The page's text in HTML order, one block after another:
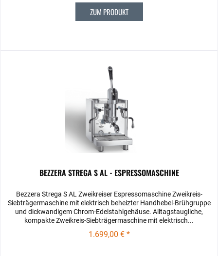
ZUM PRODUKT
BEZZERA STREGA S AL - ESPRESSOMASCHINE
Bezzera Strega S AL Zweikreiser Espressomaschine Zweikreis-
Siebträgermaschine mit elektrisch beheizter Handhebel-Brühgruppe
und dickwandigem Chrom-Edelstahlgehäuse. Alltagstaugliche,
kompakte Zweikreis-Siebträgermaschine mit elektrisch...
1.699,00 € *